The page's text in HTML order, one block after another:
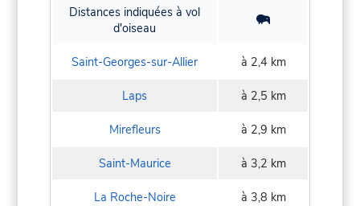
Distances indiquées à vol
d'oiseau
Saint-Georges-sur-Allier à 2,4 km
Laps à 2,5 km
Mirefleurs à 2,9 km
Saint-Maurice à 3,2 km
La Roche-Noire à 3,8 km